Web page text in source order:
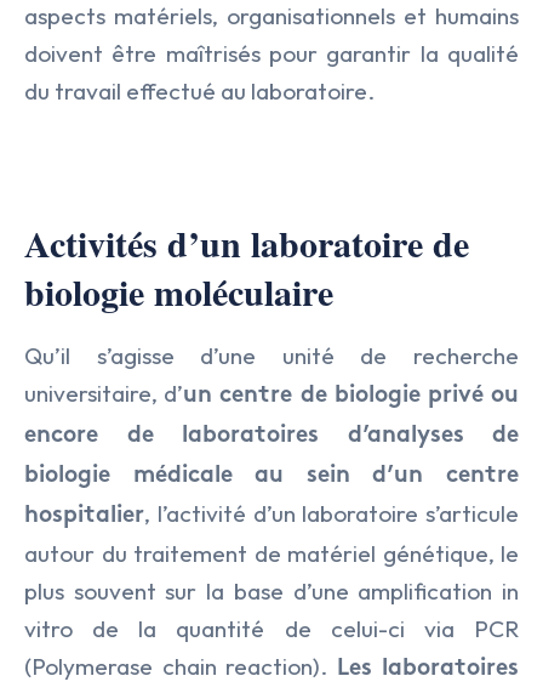
aspects matériels, organisationnels et humains
doivent être maîtrisés pour garantir la qualité
du travail effectué au laboratoire.
Activités d’un laboratoire de
biologie moléculaire
Qu’il s’agisse d’une unité de recherche
universitaire, d’un centre de biologie privé ou
encore de laboratoires d’analyses de
biologie médicale au sein d’un centre
hospitalier, l’activité d’un laboratoire s’articule
autour du traitement de matériel génétique, le
plus souvent sur la base d’une amplification in
vitro de la quantité de celui-ci via PCR
(Polymerase chain reaction).
Les laboratoires
Présentation
NOS EXPERTISES
Audit & Conseil RH
Coaching
Executive Search
Management de Transition &
NOS DOMAINES
Armement & Sécurité
Environnement et Energies
NOS OFFRES